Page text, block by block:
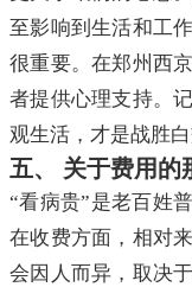
至影响到生活和工
很重要。在郑州西
者提供心理支持。
观生活，才是战胜
五、 关于费用的
“看病贵”是老百姓
在收费方面，相对
会因人而异，取决